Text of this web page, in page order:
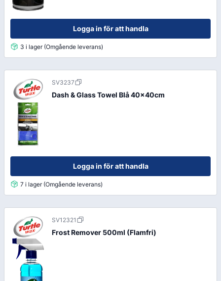
Logga in för att handla
3 i lager (Omgående leverans)
SV3237
Dash & Glass Towel Blå 40x40cm
Logga in för att handla
7 i lager (Omgående leverans)
SV12321
Frost Remover 500ml (Flamfri)